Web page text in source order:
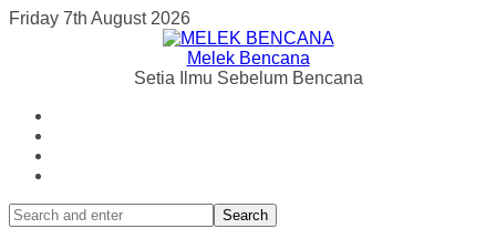
Friday 7th August 2026
Melek Bencana
Setia Ilmu Sebelum Bencana
Search